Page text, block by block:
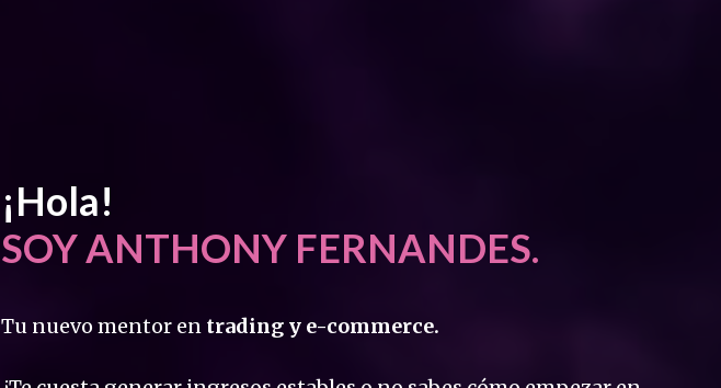
¡Hola!
SOY ANTHONY FERNANDES.
Tu nuevo mentor en trading y e-commerce.